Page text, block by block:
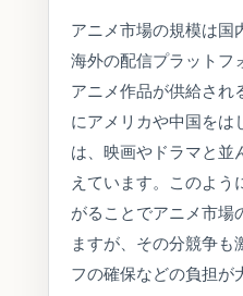
アニメ市場の規模は国
海外の配信プラットフ
アニメ作品が供給され
にアメリカや中国をは
は、映画やドラマと並
えています。このよう
がることでアニメ市場
ますが、その分競争も
フの確保などの負担が